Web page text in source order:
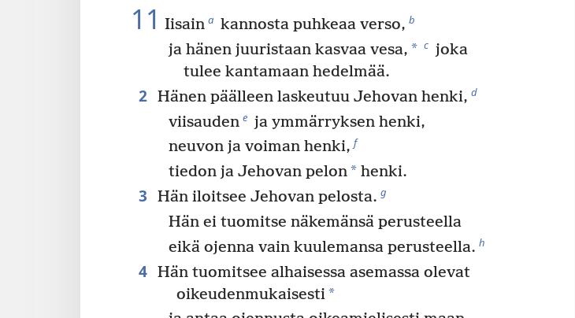
11 Iisain a kannosta puhkeaa verso, b
ja hänen juuristaan kasvaa vesa, * c joka
tulee kantamaan hedelmää.
2 Hänen päälleen laskeutuu Jehovan henki, d
viisauden e ja ymmärryksen henki,
neuvon ja voiman henki, f
tiedon ja Jehovan pelon* henki.
3 Hän iloitsee Jehovan pelosta. g
Hän ei tuomitse näkemänsä perusteella
eikä ojenna vain kuulemansa perusteella. h
4 Hän tuomitsee alhaisessa asemassa olevat
oikeudenmukaisesti*